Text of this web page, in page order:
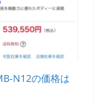
N12の価格は